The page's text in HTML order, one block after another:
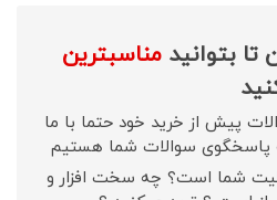
تا بتوانید مناسبترین
پیش از خرید خود حتما با ما
پاسخگوی سوالات شما هستیم
شما است؟ چه سخت افزار و